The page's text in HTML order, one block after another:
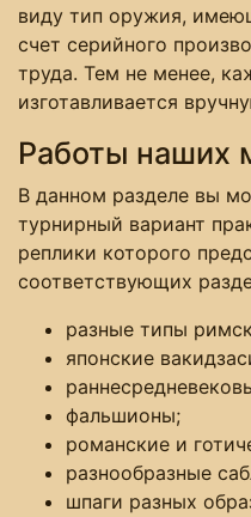
виду тип оружия,
счет серийного
труда. Тем не менее,
изготавливается
Работы наших
В данном разделе вы
турнирный вариант
реплики которого
соответствующих
разные типы
японские
фальшионы;
романские и
разнообразные
шпаги разных